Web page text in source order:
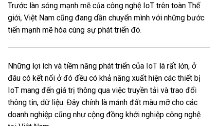
Trước làn sóng mạnh mẽ của công nghệ IoT trên toàn Thế
giới, Việt Nam cũng đang dần chuyển mình với những bước
tiến mạnh mẽ hòa cùng sự phát triển đó.
Những lợi ích và tiềm năng phát triển của IoT là rất lớn, ở
đâu có kết nối ở đó đều có khả năng xuất hiện các thiết bị
IoT mang đến giá trị thông qua việc truyền tải và trao đổi
thông tin, dữ liệu. Đây chính là mảnh đất màu mỡ cho các
doanh nghiệp cũng như cộng đồng khởi nghiệp công nghệ